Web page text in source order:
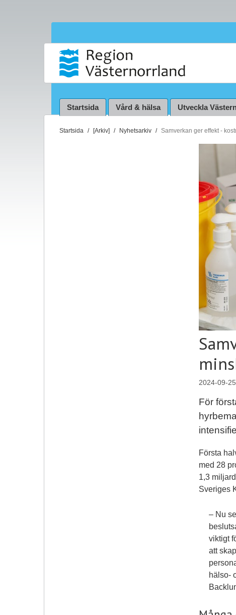
Startsida Vård & hälsa Utveckla
D
Startsida [Arkiv] Nyhetsarkiv Samverkan ger effekt -
2024-09-
För
Första
med 28
1,3
Sveriges
– Nu
viktigt
att
hälso-